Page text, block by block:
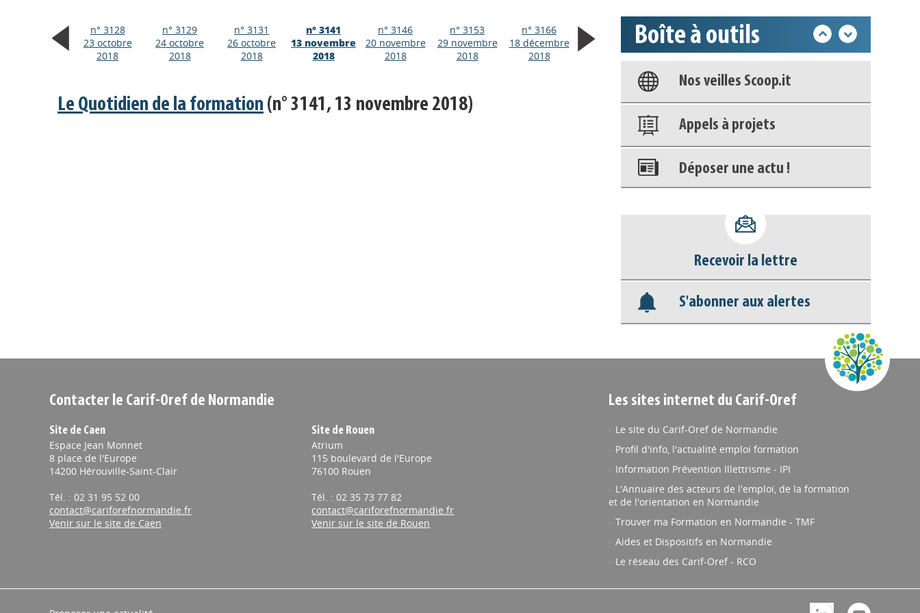
n° 3128
23 octobre
2018
n° 3129
24 octobre
2018
n° 3131
26 octobre
2018
n° 3141
13 novembre
2018
n° 3146
20 novembre
2018
n° 3153
29 novembre
2018
n° 3166
18 décembre
2018
Le Quotidien de la formation (n° 3141, 13 novembre 2018)
Boîte à outils
Base documentaire
Nos veilles Scoop.it
Appels à projets
Déposer une actu !
déconnecter)
Base documentaire
Nos veilles Scoop.it
Recevoir la lettre
S'abonner aux alertes
Contacter le Carif-Oref de Normandie
Site de Caen
Espace Jean Monnet
8 place de l'Europe
14200 Hérouville-Saint-Clair
Tél. : 02 31 95 52 00
contact@cariforefnormandie.fr
Venir sur le site de Caen
Site de Rouen
Atrium
115 boulevard de l'Europe
76100 Rouen
Tél. : 02 35 73 77 82
contact@cariforefnormandie.fr
Venir sur le site de Rouen
Les sites internet du Carif-Oref
Le site du Carif-Oref de Normandie
Profil d'info, l'actualité emploi formation
Information Prévention Illettrisme - IPI
L'Annuaire des acteurs de l'emploi, de la formation
et de l'orientation en Normandie
Trouver ma Formation en Normandie - TMF
Aides et Dispositifs en Normandie
Le réseau des Carif-Oref - RCO